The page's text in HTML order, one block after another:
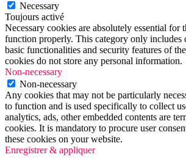
Necessary
Toujours activé
Necessary cookies are absolutely essential for
function properly. This category only includes
basic functionalities and security features of
cookies do not store any personal information.
Non-necessary
Non-necessary
Any cookies that may not be particularly
to function and is used specifically to collect
analytics, ads, other embedded contents are
cookies. It is mandatory to procure user
these cookies on your website.
Enregistrer & appliquer